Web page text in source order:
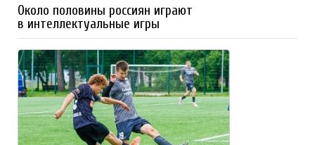
Около половины россиян играют
в интеллектуальные игры